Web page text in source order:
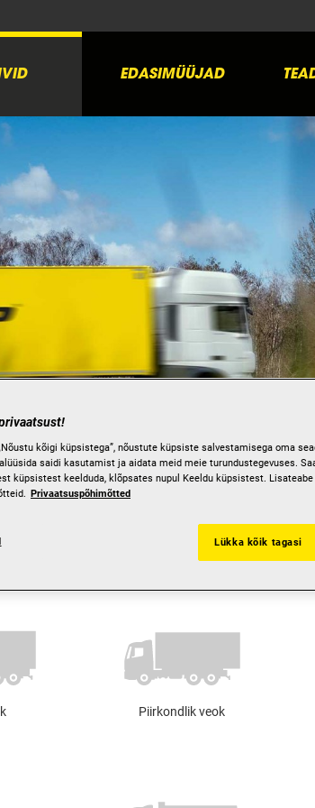
EDASIMÜÜJAD
Piirkondlik veok
kõigi küpsistega”, nõustute küpsiste salvestamisega oma
saidi kasutamist ja aidata meid meie turundustegevuses.
küpsistest keelduda, klõpsates nupul Keeldu küpsistest.
Privaatsuspõhimõtted
Lükka kõik tagasi